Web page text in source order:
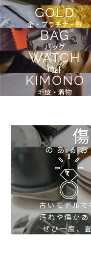
GOLD
金・プラチナ・銀
BAG
バッグ
WATCH
時計
KIMONO
毛皮・着物
のある
古いモデル
汚れや傷が
ぜひ一度、